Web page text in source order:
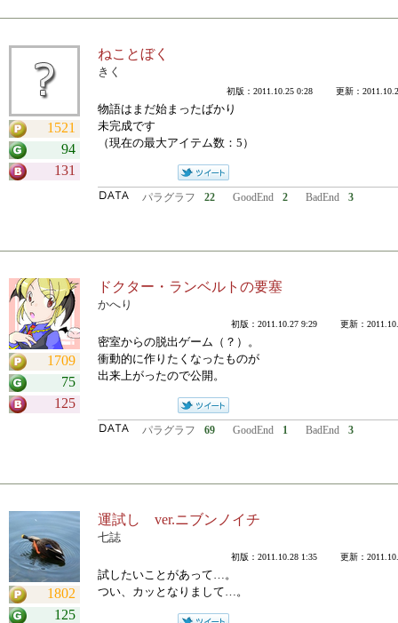
1521
94
131
ねことぼく
きく
初版：2011.10.25 0:28 更新：
物語はまだ始まったばかり
未完成です
（現在の最大アイテム数：5）
パラグラフ 22 GoodEnd 2 BadEnd 3
1709
75
125
ドクター・ランベルトの要塞
かへり
初版：2011.10.27 9:29 更新：
密室からの脱出ゲーム（？）。
衝動的に作りたくなったものが
出来上がったので公開。
パラグラフ 69 GoodEnd 1 BadEnd 3
1802
125
運試し ver.ニブンノイチ
七誌
初版：2011.10.28 1:35 更新：
試したいことがあって…。
つい、カッとなりまして…。